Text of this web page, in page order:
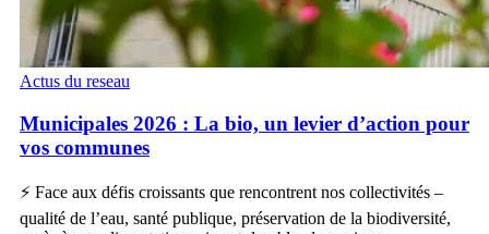
Municipales
:
La
bio,
levier
d’action
Actus du reseau
Municipales 2026 : La bio, un levier d’action pour
vos communes
⚡ Face aux défis croissants que rencontrent nos collectivités –
qualité de l’eau, santé publique, préservation de la biodiversité,